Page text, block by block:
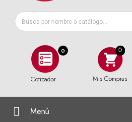
0
Cotizador Mis Compras
Menú